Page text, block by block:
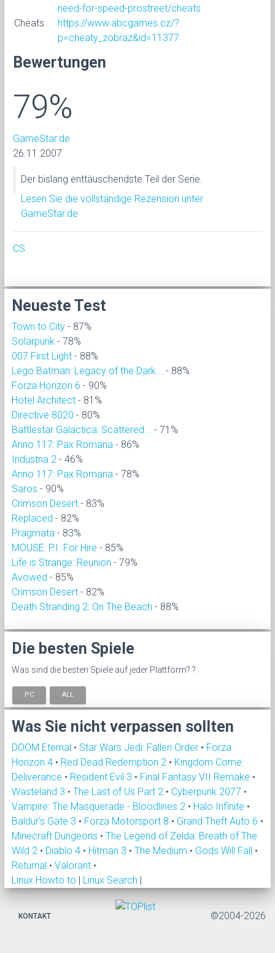
need-for-speed-prostreet/cheats
Cheats
https://www.abcgames.cz/?
p=cheaty_zobraz&id=11377
Bewertungen
79%
GameStar.de
26.11.2007
Der bislang enttäuschendste Teil der Serie.
Lesen Sie die vollständige Rezension unter
GameStar.de
CS
Neueste Test
Town to City - 87%
Solarpunk - 78%
007 First Light - 88%
Lego Batman: Legacy of the Dark...
- 88%
Forza Horizon 6 - 90%
Hotel Architect - 81%
Directive 8020 - 80%
Battlestar Galactica: Scattered...
- 71%
Anno 117: Pax Romana - 86%
Industria 2 - 46%
Anno 117: Pax Romana - 78%
Saros - 90%
Crimson Desert - 83%
Replaced - 82%
Pragmata - 83%
MOUSE: P.I. For Hire - 85%
Life is Strange: Reunion - 79%
Avowed - 85%
Crimson Desert - 82%
Death Stranding 2: On The Beach - 88%
Die besten Spiele
Was sind die besten Spiele auf jeder Plattform? ?
PC ALL
Was Sie nicht verpassen sollten
DOOM Eternal • Star Wars Jedi: Fallen Order • Forza
Horizon 4 • Red Dead Redemption 2 • Kingdom Come:
Deliverance • Resident Evil 3 • Final Fantasy VII Remake •
Wasteland 3 • The Last of Us Part 2 • Cyberpunk 2077 •
Vampire: The Masquerade - Bloodlines 2 • Halo Infinite •
Baldur's Gate 3 • Forza Motorsport 8 • Grand Theft Auto 6 •
Minecraft Dungeons • The Legend of Zelda: Breath of The
Wild 2 • Diablo 4 • Hitman 3 • The Medium • Gods Will Fall •
Returnal • Valorant •
Linux Howto to | Linux Search |
KONTAKT ©2004-2026